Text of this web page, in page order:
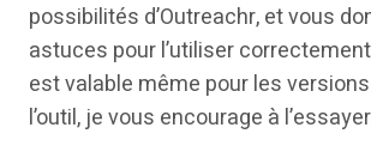
possibilités d’Outreachr, et vous
astuces pour l’utiliser
est valable même pour les
l’outil, je vous encourage à